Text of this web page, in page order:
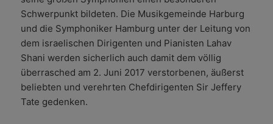
Schwerpunkt bildeten. Die Musikgemeinde Harburg
und die Symphoniker Hamburg unter der Leitung von
dem israelischen Dirigenten und Pianisten Lahav
Shani werden sicherlich auch damit dem völlig
überrasched am 2. Juni 2017 verstorbenen, äußerst
beliebten und verehrten Chefdirigenten Sir Jeffery
Tate gedenken.